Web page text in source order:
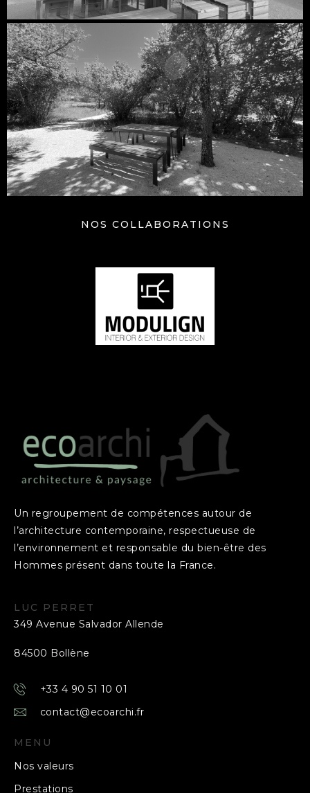
Découvrir
NOS COLLABORATIONS
Un regroupement de compétences autour de
l’architecture contemporaine, respectueuse de
l’environnement et responsable du bien-être des
Hommes présent dans toute la France.
LUC PERRET
349 Avenue Salvador Allende
84500 Bollène
+33 4 90 51 10 01
contact@ecoarchi.fr
MENU
Nos valeurs
Prestations